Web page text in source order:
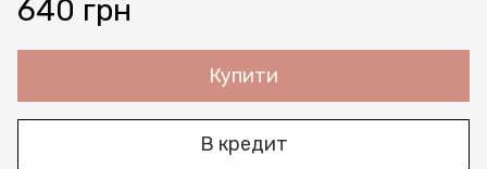
640 грн
Купити
В кредит